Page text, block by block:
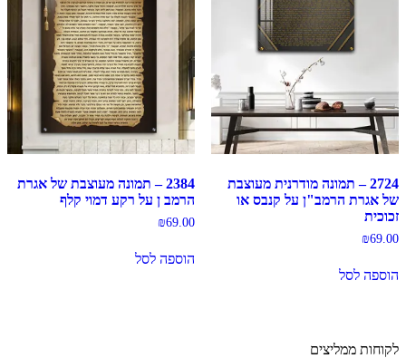
2724 – תמונה מודרנית מעוצבת
של אגרת הרמב"ן על קנבס או
זכוכית
₪69.00
הוספה לסל
2384 – תמונה מעוצבת של אגרת
הרמב ן על רקע דמוי קלף
₪69.00
הוספה לסל
לקוחות ממליצים